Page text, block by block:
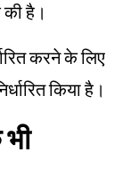
है।
करने के लिए
किया है।